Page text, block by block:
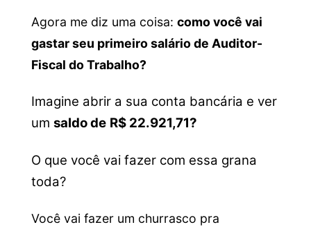
Agora me diz uma coisa: como você vai
gastar seu primeiro salário de Auditor-
Fiscal do Trabalho?
Imagine abrir a sua conta bancária e ver
um saldo de R$ 22.921,71?
O que você vai fazer com essa grana
toda?
Você vai fazer um churrasco pra